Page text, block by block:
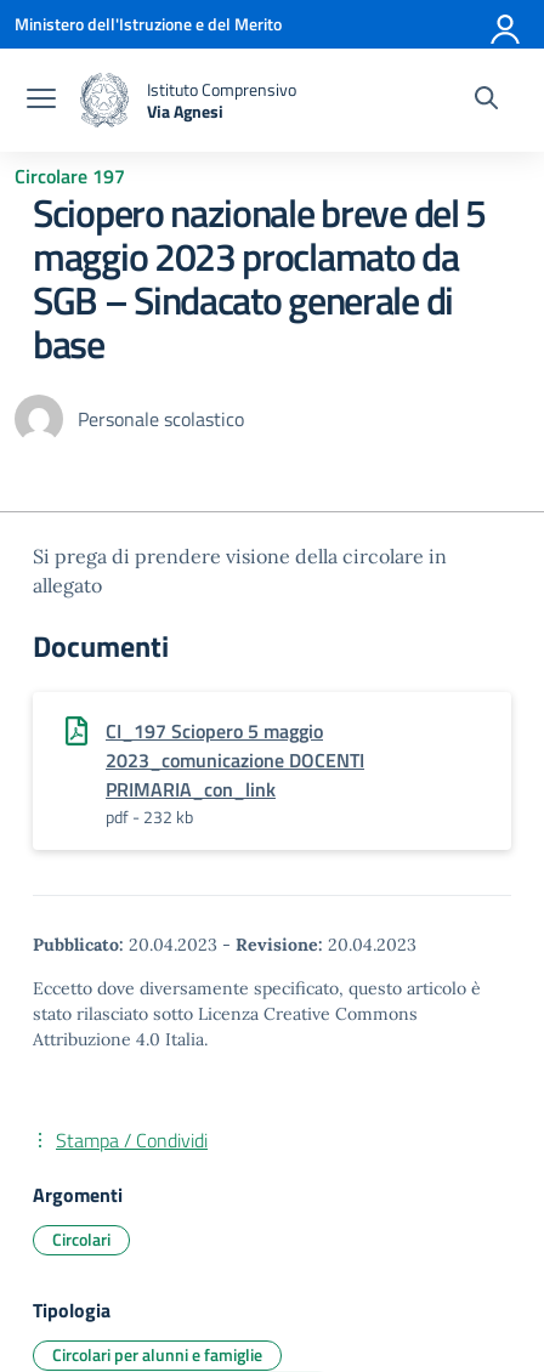
Vai ai contenuti
Vai al menu di navigazione
Vai al footer
Ministero dell'Istruzione e del Merito
Istituto Comprensivo
Via Agnesi
— Visita la pagina iniziale della scuola
Circolare 197
Sciopero nazionale breve del 5
maggio 2023 proclamato da
SGB – Sindacato generale di
base
Personale scolastico
Si prega di prendere visione della circolare in
allegato
Documenti
CI_197 Sciopero 5 maggio
2023_comunicazione DOCENTI
PRIMARIA_con_link
pdf - 232 kb
Pubblicato: 20.04.2023 - Revisione: 20.04.2023
Eccetto dove diversamente specificato, questo articolo è
stato rilasciato sotto Licenza Creative Commons
Attribuzione 4.0 Italia.
Stampa / Condividi
Argomenti
Circolari
Tipologia
Circolari per alunni e famiglie